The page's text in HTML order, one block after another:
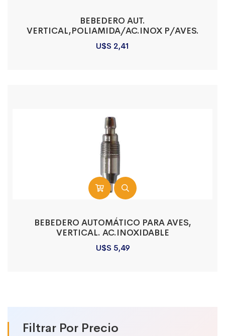
Filtrar Por Precio
BEBEDERO AUT.
VERTICAL,POLIAMIDA/AC.INOX P/AVES.
U$S 2,41
BEBEDERO AUTOMÁTICO PARA AVES,
VERTICAL. AC.INOXIDABLE
U$S 5,49